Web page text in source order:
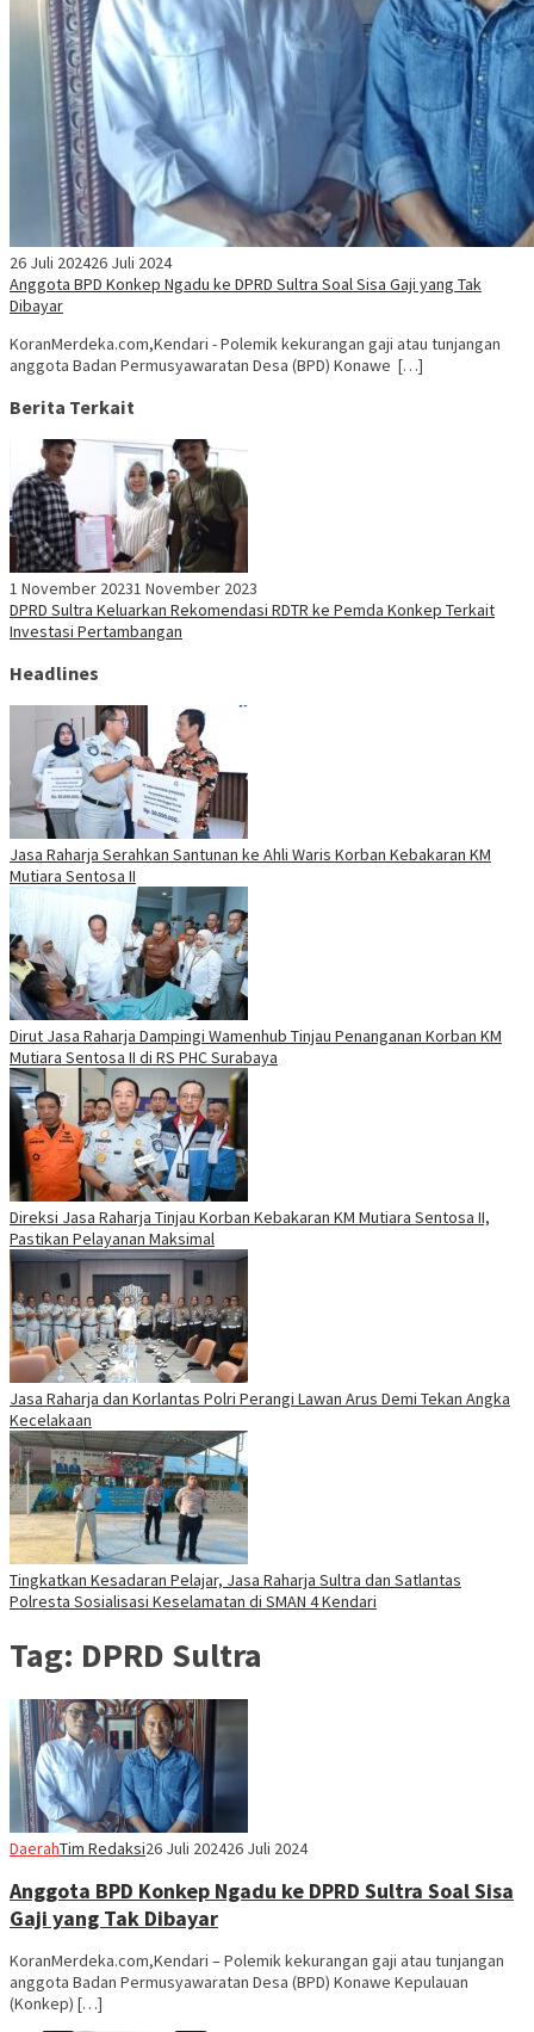
26 Juli 202426 Juli 2024
Anggota BPD Konkep Ngadu ke DPRD Sultra Soal Sisa Gaji yang Tak
Dibayar
KoranMerdeka.com,Kendari - Polemik kekurangan gaji atau tunjangan
anggota Badan Permusyawaratan Desa (BPD) Konawe […]
Berita Terkait
1 November 20231 November 2023
DPRD Sultra Keluarkan Rekomendasi RDTR ke Pemda Konkep Terkait
Investasi Pertambangan
Headlines
Jasa Raharja Serahkan Santunan ke Ahli Waris Korban Kebakaran KM
Mutiara Sentosa II
Dirut Jasa Raharja Dampingi Wamenhub Tinjau Penanganan Korban KM
Mutiara Sentosa II di RS PHC Surabaya
Direksi Jasa Raharja Tinjau Korban Kebakaran KM Mutiara Sentosa II,
Pastikan Pelayanan Maksimal
Jasa Raharja dan Korlantas Polri Perangi Lawan Arus Demi Tekan Angka
Kecelakaan
Tingkatkan Kesadaran Pelajar, Jasa Raharja Sultra dan Satlantas
Polresta Sosialisasi Keselamatan di SMAN 4 Kendari
Tag: DPRD Sultra
DaerahTim Redaksi26 Juli 202426 Juli 2024
Anggota BPD Konkep Ngadu ke DPRD Sultra Soal Sisa
Gaji yang Tak Dibayar
KoranMerdeka.com,Kendari – Polemik kekurangan gaji atau tunjangan
anggota Badan Permusyawaratan Desa (BPD) Konawe Kepulauan
(Konkep) […]